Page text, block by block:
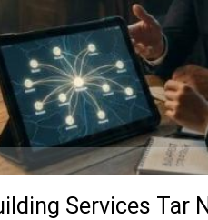
Services Tar